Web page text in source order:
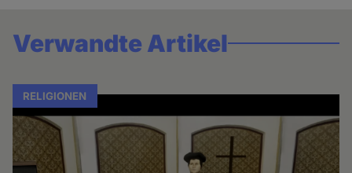
Verwandte Artikel
RELIGIONEN